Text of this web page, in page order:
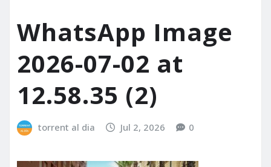
WhatsApp Image
2026-07-02 at
12.58.35 (2)
torrent al dia Jul 2, 2026 0